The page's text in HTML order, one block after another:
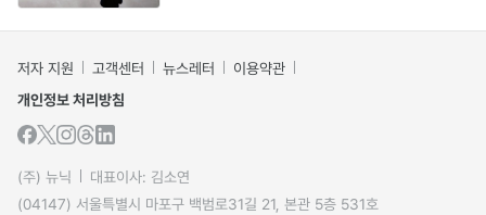
저자 지원 고객센터 뉴스레터
이용약관
개인정보 처리방침
(주) 뉴닉
대표이사: 김소연
(04147) 서울특별시 마포구 백범로31길 21, 본관 5층 531호